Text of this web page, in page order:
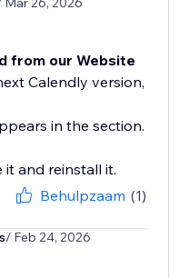
from our Website
Calendly version,
in the section.
and reinstall it.
Behulpzaam (1)
/ Feb 24, 2026